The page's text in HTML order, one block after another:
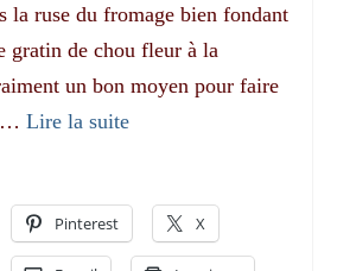
la ruse du fromage bien fondant
gratin de chou fleur à la
un bon moyen pour faire
… Lire la suite­­
Pinterest X